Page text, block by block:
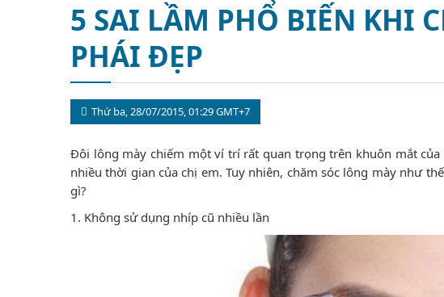
5 SAI LẦM PHỔ BIẾN KHI
PHÁI ĐẸP
Thứ ba, 28/07/2015, 01:29 GMT+7
Đôi lông mày chiếm một ví trí rất quan trọng trên khuôn mắt
nhiều thời gian của chị em. Tuy nhiên, chăm sóc lông mày như
gì?
1. Không sử dụng nhíp cũ nhiều lần